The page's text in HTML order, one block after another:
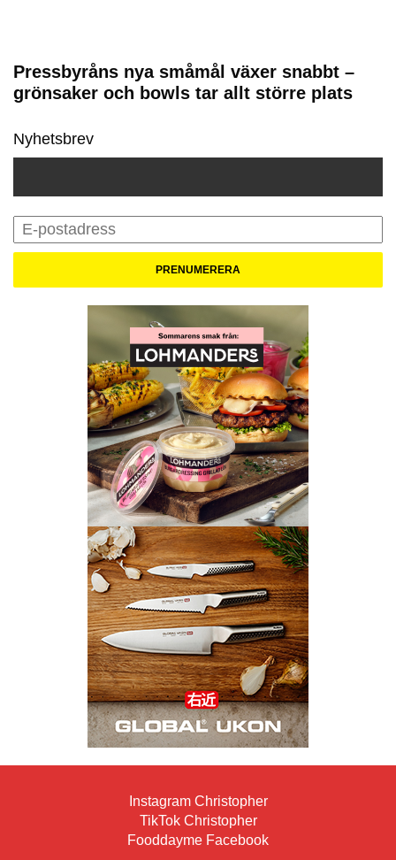
Pressbyråns nya småmål växer snabbt –
grönsaker och bowls tar allt större plats
Nyhetsbrev
Instagram Christopher
TikTok Christopher
Fooddayme Facebook